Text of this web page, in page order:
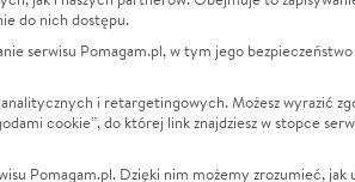
nas
Raporty
darmo
Zbieraj na
Leczenie
Zwierzęta
Pożar
do nich dostępu.
serwisu Pomagam.pl, w tym jego
i retargetingowych. Możesz wyrazić
cookie”, do której link znajdziesz w stopce
Pomagam.pl. Dzięki nim możemy zrozumieć, jak